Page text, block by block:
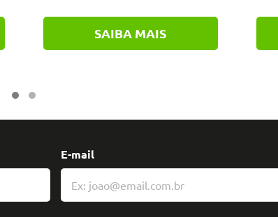
SAIBA MAIS
E-mail